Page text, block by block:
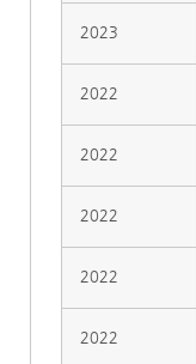
2023
2022
2022
2022
2022
2022